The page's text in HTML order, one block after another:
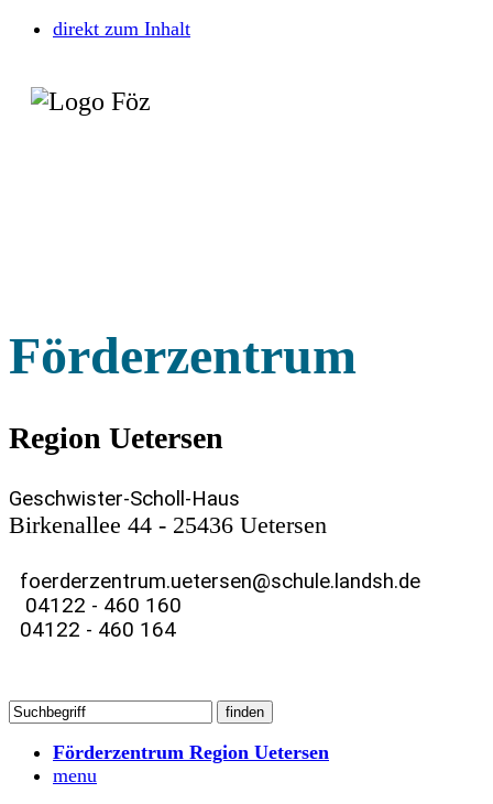
direkt zum Inhalt
Förderzentrum
Region Uetersen
Geschwister-Scholl-Haus
Birkenallee 44 - 25436 Uetersen
foerderzentrum.uetersen@schule.landsh.de
04122 - 460 160
04122 - 460 164
Förderzentrum Region Uetersen
menu